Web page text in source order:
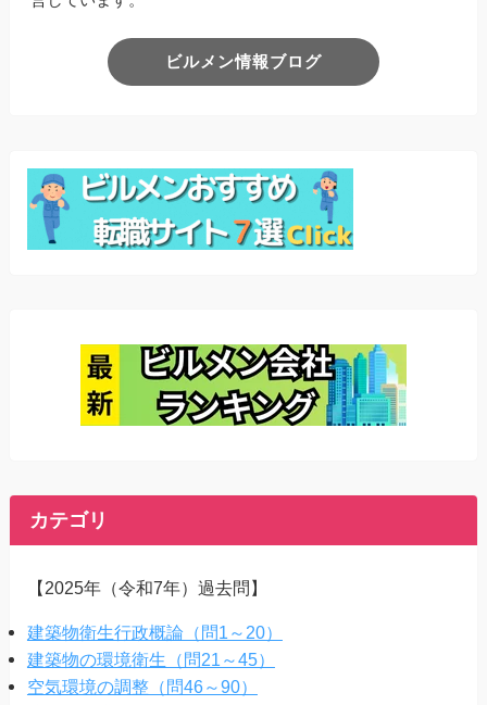
ビルメン情報ブログ
カテゴリ
【2025年（令和7年）過去問】
建築物衛生行政概論（問1～20）
建築物の環境衛生（問21～45）
空気環境の調整（問46～90）